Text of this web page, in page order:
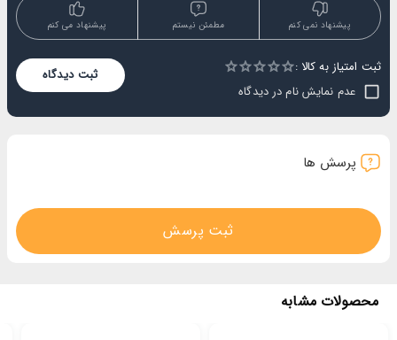
پیشنهاد می کنم مطمئن نیستم پیشنهاد نمی کنم
ثبت امتیاز به کالا :
1 Star
2 Stars
3 Stars
4 Stars
5 Stars
Empty
عدم نمایش نام در دیدگاه
ثبت دیدگاه
پرسش ها
ثبت پرسش
محصولات مشابه